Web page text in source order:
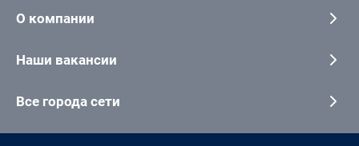
О компании
Наши вакансии
Все города сети